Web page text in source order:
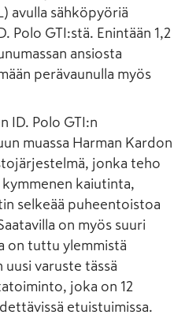
avulla sähköpyöriä
Polo GTI:stä. Enintään 1,2
ansiosta
perävaunulla myös
ID. Polo GTI:n
muassa Harman Kardon
jonka teho
kaiutinta,
selkeää puheentoistoa
on myös suuri
on tuttu ylemmistä
uusi varuste tässä
joka on 12
etuistuimissa.